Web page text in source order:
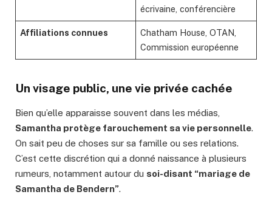
écrivaine, conférencière
Affiliations connues
Chatham House, OTAN,
Commission européenne
Un visage public, une vie privée cachée
Bien qu’elle apparaisse souvent dans les médias,
Samantha protège farouchement sa vie personnelle.
On sait peu de choses sur sa famille ou ses relations.
C’est cette discrétion qui a donné naissance à plusieurs
rumeurs, notamment autour du soi-disant “mariage de
Samantha de Bendern”.